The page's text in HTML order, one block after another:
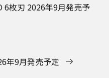
6枚刃 2026年9月発売予
年9月発売予定